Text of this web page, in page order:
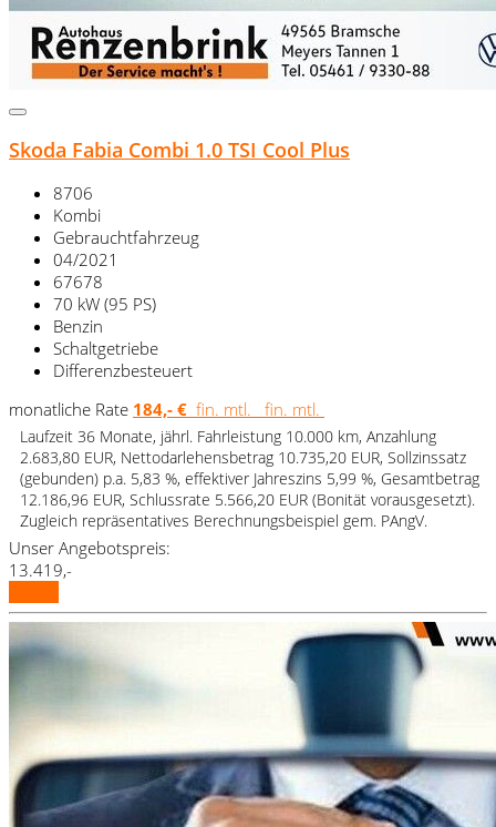
Skoda Fabia Combi 1.0 TSI Cool Plus
8706
Kombi
Gebrauchtfahrzeug
04/2021
67678
70 kW (95 PS)
Benzin
Schaltgetriebe
Differenzbesteuert
monatliche Rate 184,- € fin. mtl. fin. mtl.
Laufzeit 36 Monate, jährl. Fahrleistung 10.000 km, Anzahlung
2.683,80 EUR, Nettodarlehensbetrag 10.735,20 EUR, Sollzinssatz
(gebunden) p.a. 5,83 %, effektiver Jahreszins 5,99 %, Gesamtbetrag
12.186,96 EUR, Schlussrate 5.566,20 EUR (Bonität vorausgesetzt).
Zugleich repräsentatives Berechnungsbeispiel gem. PAngV.
Unser Angebotspreis:
13.419,-